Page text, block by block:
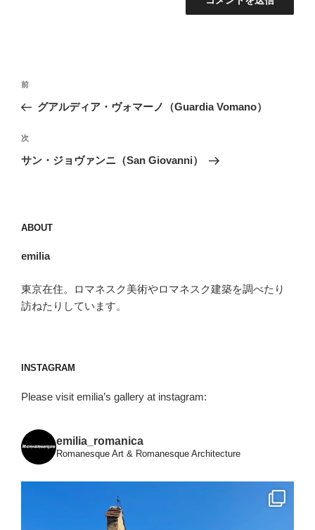
投
ナ
ビ
ゲ
ン
前
の
稿
前
グアルディア・ヴォマーノ（Guardia Vomano）
次
の
次
サン・ジョヴァンニ（San Giovanni）
ABOUT
emilia
東京在住。ロマネスク美術やロマネスク建築を調べたり
訪ねたりしています。
INSTAGRAM
Please visit emilia’s gallery at instagram:
emilia_romanica
Romanesque Art & Romanesque Architecture